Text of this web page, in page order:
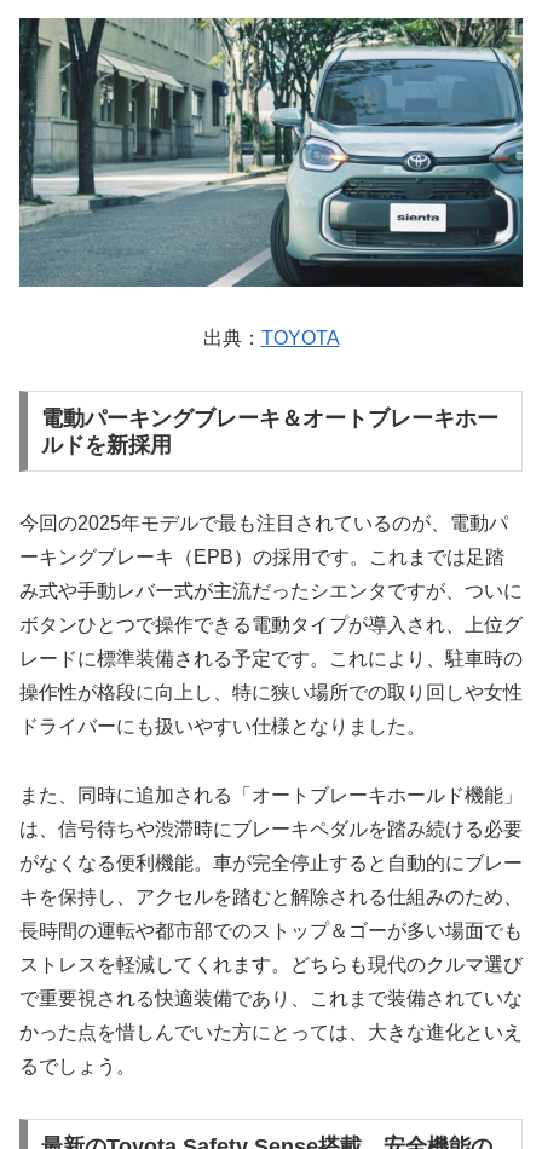
出典： TOYOTA
電動パーキングブレーキ＆オートブレーキホー
ルドを新採用
今回の2025年モデルで最も注目されているのが、電動パ
ーキングブレーキ（EPB）の採用です。これまでは足踏
み式や手動レバー式が主流だったシエンタですが、ついに
ボタンひとつで操作できる電動タイプが導入され、上位グ
レードに標準装備される予定です。これにより、駐車時の
操作性が格段に向上し、特に狭い場所での取り回しや女性
ドライバーにも扱いやすい仕様となりました。
また、同時に追加される「オートブレーキホールド機能」
は、信号待ちや渋滞時にブレーキペダルを踏み続ける必要
がなくなる便利機能。車が完全停止すると自動的にブレー
キを保持し、アクセルを踏むと解除される仕組みのため、
長時間の運転や都市部でのストップ＆ゴーが多い場面でも
ストレスを軽減してくれます。どちらも現代のクルマ選び
で重要視される快適装備であり、これまで装備されていな
かった点を惜しんでいた方にとっては、大きな進化といえ
るでしょう。